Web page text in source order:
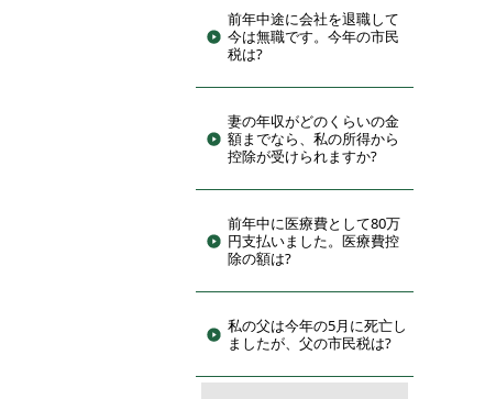
前年中途に会社を退職して
今は無職です。今年の市民
税は?
妻の年収がどのくらいの金
額までなら、私の所得から
控除が受けられますか?
前年中に医療費として80万
円支払いました。医療費控
除の額は?
私の父は今年の5月に死亡し
ましたが、父の市民税は?